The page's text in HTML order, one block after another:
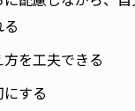
を工夫できる
する